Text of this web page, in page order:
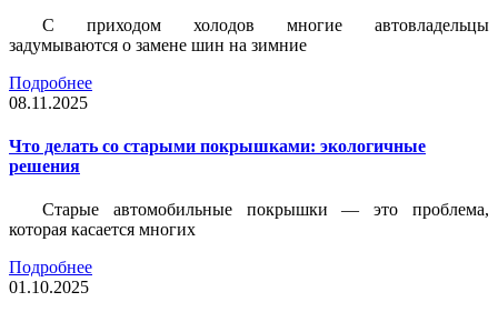
С приходом холодов многие автовладельцы
задумываются о замене шин на зимние
Подробнее
08.11.2025
Что делать со старыми покрышками: экологичные
решения
Старые автомобильные покрышки — это проблема,
которая касается многих
Подробнее
01.10.2025